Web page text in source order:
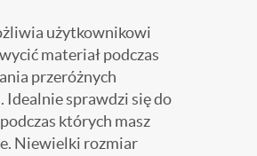
użytkownikowi
materiał podczas
przeróżnych
Idealnie sprawdzi się do
których masz
Niewielki rozmiar